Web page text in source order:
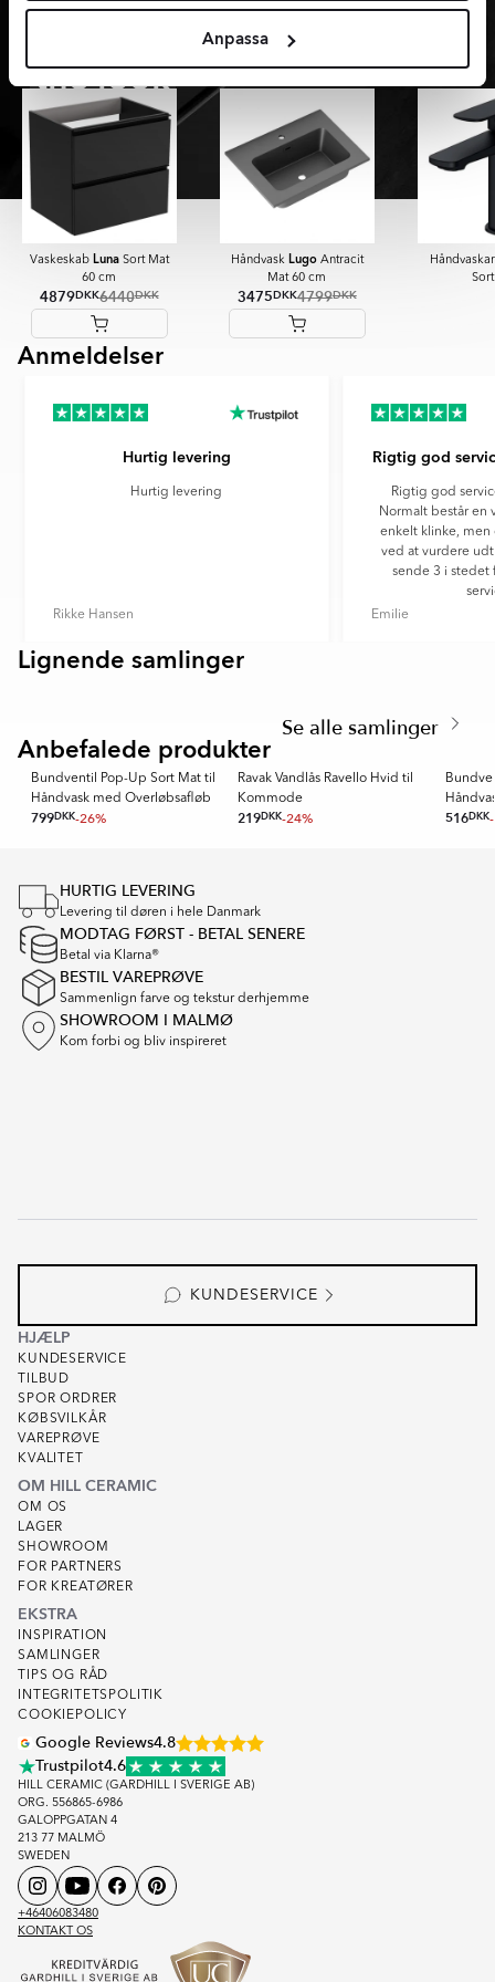
Anpassa
the look
Vaskeskab LunaSort Mat
60 cm
4879DKK6440DKK
Håndvask LugoAntracit
Mat 60 cm
3475DKK4799DKK
ItemAnmeldelser
Rikke Hansen
Hurtig levering
Hurtig levering
Emilie
Rigtig god
Rigtig god
Normalt består en
enkelt klinke,
ved at vurdere
sende 3 i stedet
Item
Lignende samlinger
VIBRANTE
2
Se alle samlinger
Anbefalede produkter
Bundventil Pop-Up Sort Mat til
Håndvask med Overløbsafløb
799DKK-26%
RAVAK
Ravak Vandlås Ravello Hvid til
Kommode
219DKK-24% 516DKK
1
of
16
HURTIG LEVERING
Levering til døren i hele Danmark
MODTAG FØRST - BETAL SENERE
Betal via Klarna®
BESTIL VAREPRØVE
Sammenlign farve og tekstur derhjemme
SHOWROOM I MALMØ
Kom forbi og bliv inspireret
KUNDESERVICE
HJÆLP
KUNDESERVICE
TILBUD
SPOR ORDRER
KØBSVILKÅR
VAREPRØVE
KVALITET
OM HILL CERAMIC
OM OS
LAGER
SHOWROOM
FOR PARTNERS
FOR KREATØRER
EKSTRA
INSPIRATION
SAMLINGER
TIPS OG RÅD
INTEGRITETSPOLITIK
COOKIEPOLICY
Google Reviews4.8
Trustpilot4.6
HILL CERAMIC (GARDHILL I SVERIGE AB)
ORG. 556865-6986
GALOPPGATAN 4
213 77 MALMÖ
SWEDEN
+46406083480
KONTAKT OS